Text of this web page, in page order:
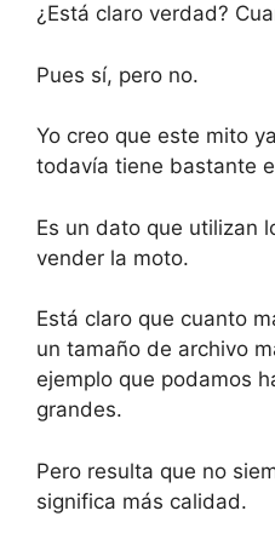
¿Está claro verdad?
Pues sí, pero no.
Yo creo que este mito
todavía tiene bastante
Es un dato que utilizan
vender la moto.
Está claro que cuanto
un tamaño de archivo
ejemplo que podamos
grandes.
Pero resulta que no
significa más calidad.